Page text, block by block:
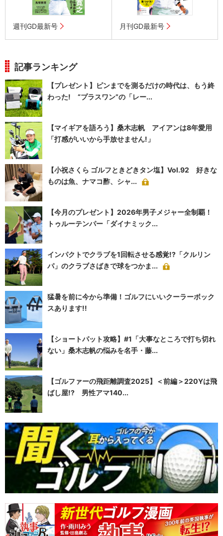
週刊GD最新号 月刊GD最新号
記事ランキング
【プレゼント】ピンまでを測るだけの時代は、もう終
わった! “プラスワン”の「レー...
【マイギアを語ろう】桑木志帆 アイアンは8年愛用
「打感がいいから手放せません!」
【小祝さくら ゴルフときどきタン塩】Vol.92 好きな
ものは魚、ナマコ酢、シャ...
【今月のプレゼント】2026年男子メジャー全制覇！
トゥルーテンパー「ダイナミック...
インパクトでクラブを1回転させる感覚!?「クルリン
パ」のクラブさばきで球をつかま...
猛暑を前に今から準備！ゴルフにいいクーラーボック
スあります!!
【ショートパット攻略】#1「大事なところで打ち切れ
ない」桑木志帆の悩みを名手・藤...
【ゴルファーの飛距離調査2025】＜前編＞220Yは飛
ばし屋!? 男性アマ140...